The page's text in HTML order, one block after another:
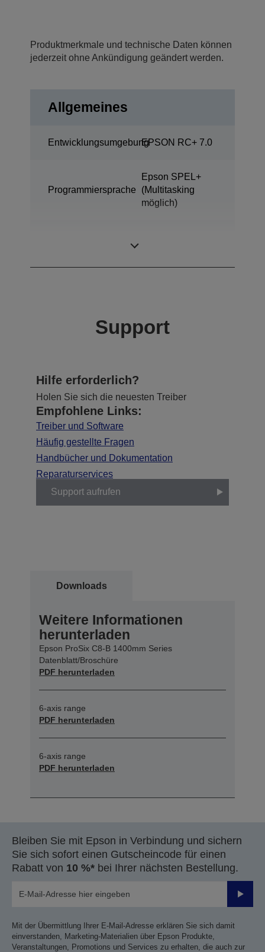
Produktmerkmale und technische Daten können
jederzeit ohne Ankündigung geändert werden.
Allgemeines
EntwicklungsumgebungEPSON RC+ 7.0
Programmiersprache
Epson SPEL+
(Multitasking
möglich)
Support
Hilfe erforderlich?
Holen Sie sich die neuesten Treiber
Empfohlene Links:
Treiber und Software
Häufig gestellte Fragen
Handbücher und Dokumentation
Reparaturservices
Support aufrufen
Downloads
Weitere Informationen
herunterladen
Epson ProSix C8-B 1400mm Series
Datenblatt/Broschüre
PDF herunterladen
6-axis range
PDF herunterladen
6-axis range
PDF herunterladen
Bleiben Sie mit Epson in Verbindung und sichern
Sie sich sofort einen Gutscheincode für einen
Rabatt von 10 %* bei Ihrer nächsten Bestellung.
Mit der Übermittlung Ihrer E-Mail-Adresse erklären Sie sich damit
einverstanden, Marketing-Materialien über Epson Produkte,
Veranstaltungen, Promotions und Services zu erhalten, die auch zur